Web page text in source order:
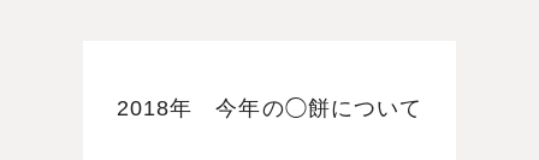
2018年 今年の◯餅について